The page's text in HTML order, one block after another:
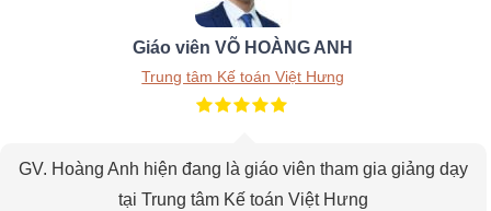
Giáo viên VÕ HOÀNG ANH
Trung tâm Kế toán Việt Hưng
GV. Hoàng Anh hiện đang là giáo viên tham gia giảng dạy
tại Trung tâm Kế toán Việt Hưng